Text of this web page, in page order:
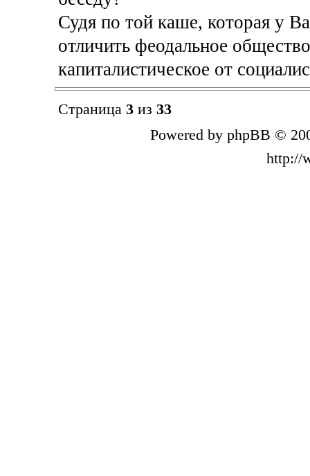
Судя по той каше, которая у
отличить феодальное
капиталистическое от
Страница 3из 33
Powered by phpBB ©
http://